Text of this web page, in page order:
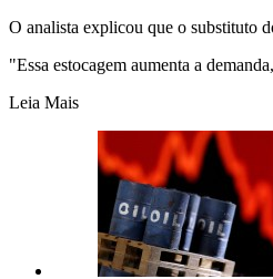
O analista explicou que o substituto
"Essa estocagem aumenta a
Leia Mais